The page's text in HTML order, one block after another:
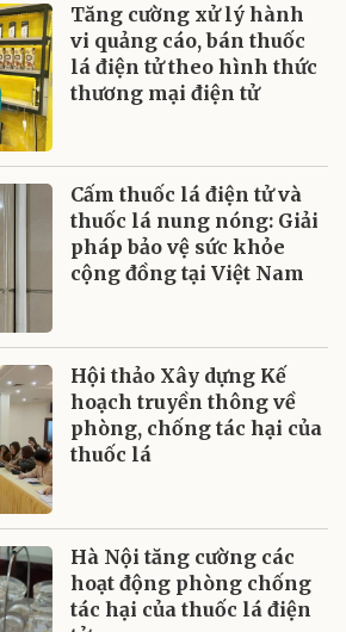
Tăng cường xử lý hành
vi quảng cáo, bán thuốc
lá điện tử theo hình thức
thương mại điện tử
Cấm thuốc lá điện tử và
thuốc lá nung nóng: Giải
pháp bảo vệ sức khỏe
cộng đồng tại Việt Nam
Hội thảo Xây dựng Kế
hoạch truyền thông về
phòng, chống tác hại của
thuốc lá
Hà Nội tăng cường các
hoạt động phòng chống
tác hại của thuốc lá điện